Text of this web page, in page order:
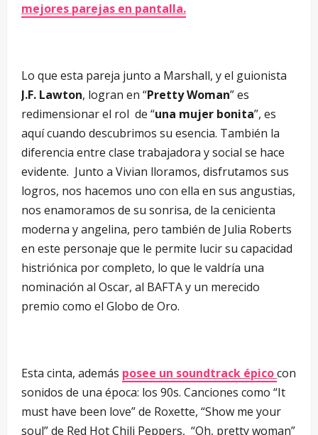
mejores parejas en pantalla.
Lo que esta pareja junto a Marshall, y el guionista
J.F. Lawton, logran en “Pretty Woman” es
redimensionar el rol de “una mujer bonita”, es
aquí cuando descubrimos su esencia. También la
diferencia entre clase trabajadora y social se hace
evidente. Junto a Vivian lloramos, disfrutamos sus
logros, nos hacemos uno con ella en sus angustias,
nos enamoramos de su sonrisa, de la cenicienta
moderna y angelina, pero también de Julia Roberts
en este personaje que le permite lucir su capacidad
histriónica por completo, lo que le valdría una
nominación al Oscar, al BAFTA y un merecido
premio como el Globo de Oro.
Esta cinta, además posee un soundtrack épicocon
sonidos de una época: los 90s. Canciones como “It
must have been love” de Roxette, “Show me your
soul” de Red Hot Chili Peppers, “Oh, pretty woman”